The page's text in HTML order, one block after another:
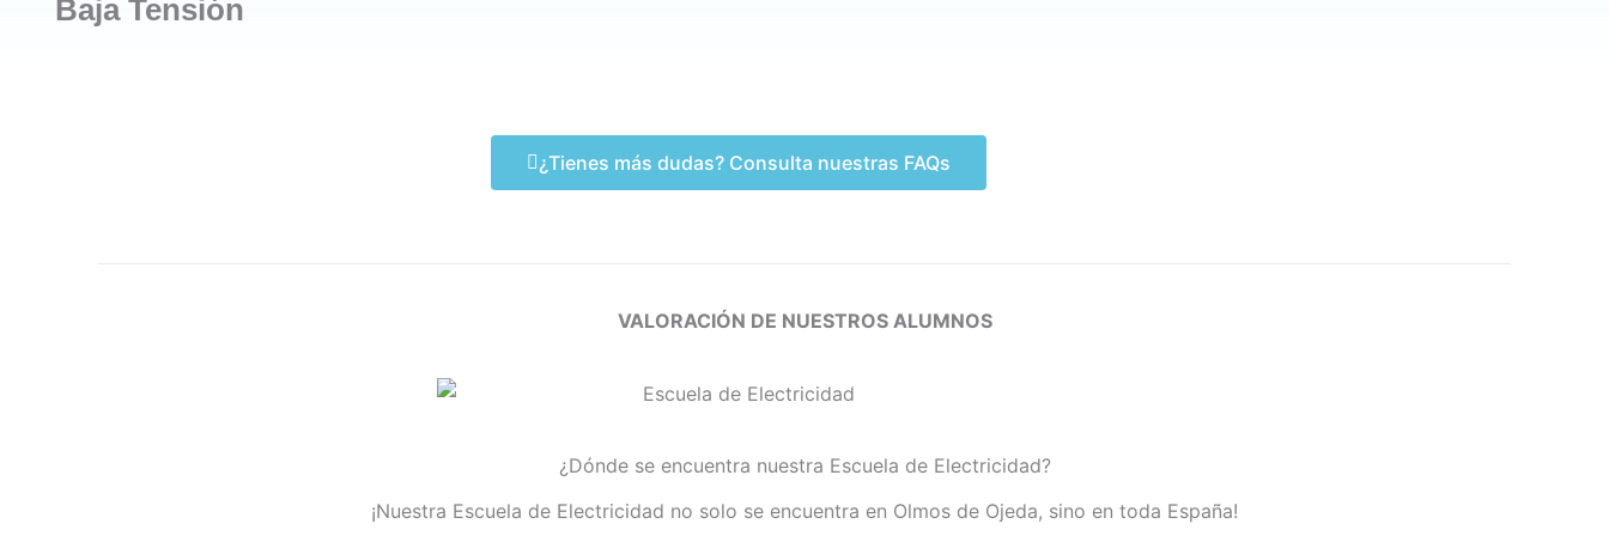
Baja Tensión
¿Tienes más dudas? Consulta nuestras FAQs
VALORACIÓN DE NUESTROS ALUMNOS
¿Dónde se encuentra nuestra Escuela de Electricidad?
¡Nuestra Escuela de Electricidad no solo se encuentra en Olmos de Ojeda, sino en toda España!